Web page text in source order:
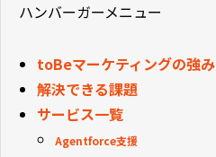
ハンバーガーメニュー
toBeマーケティングの強み
解決できる課題
サービス一覧
Agentforce支援